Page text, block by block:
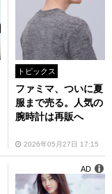
トピックス
ファミマ、ついに夏
服まで売る。人気の
腕時計は再販へ
2026年05月27日 17:15
AD